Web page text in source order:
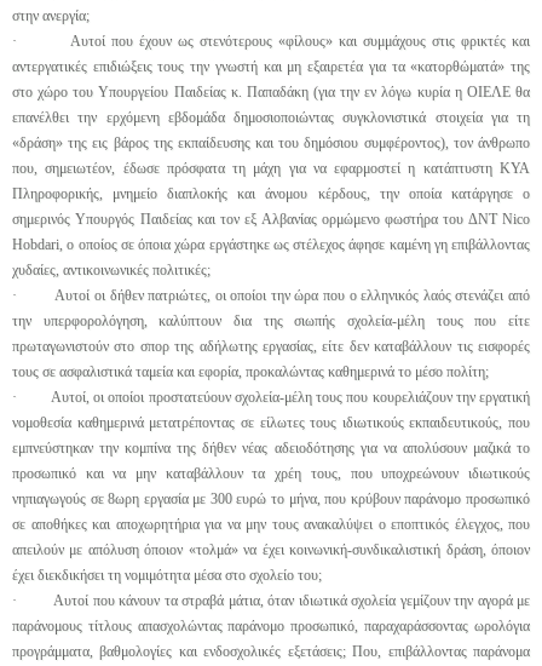
στην ανεργία;
· Αυτοί που έχουν ως στενότερους «φίλους» και συμμάχους στις φρικτές και
αντεργατικές επιδιώξεις τους την γνωστή και μη εξαιρετέα για τα «κατορθώματά» της
στο χώρο του Υπουργείου Παιδείας κ. Παπαδάκη (για την εν λόγω κυρία η ΟΙΕΛΕ θα
επανέλθει την ερχόμενη εβδομάδα δημοσιοποιώντας συγκλονιστικά στοιχεία για τη
«δράση» της εις βάρος της εκπαίδευσης και του δημόσιου συμφέροντος), τον άνθρωπο
που, σημειωτέον, έδωσε πρόσφατα τη μάχη για να εφαρμοστεί η κατάπτυστη ΚΥΑ
Πληροφορικής, μνημείο διαπλοκής και άνομου κέρδους, την οποία κατάργησε ο
σημερινός Υπουργός Παιδείας και τον εξ Αλβανίας ορμώμενο φωστήρα του ΔΝΤ Nico
Hobdari, ο οποίος σε όποια χώρα εργάστηκε ως στέλεχος άφησε καμένη γη επιβάλλοντας
χυδαίες, αντικοινωνικές πολιτικές;
· Αυτοί οι δήθεν πατριώτες, οι οποίοι την ώρα που ο ελληνικός λαός στενάζει από
την υπερφορολόγηση, καλύπτουν δια της σιωπής σχολεία-μέλη τους που είτε
πρωταγωνιστούν στο σπορ της αδήλωτης εργασίας, είτε δεν καταβάλλουν τις εισφορές
τους σε ασφαλιστικά ταμεία και εφορία, προκαλώντας καθημερινά το μέσο πολίτη;
· Αυτοί, οι οποίοι προστατεύουν σχολεία-μέλη τους που κουρελιάζουν την εργατική
νομοθεσία καθημερινά μετατρέποντας σε είλωτες τους ιδιωτικούς εκπαιδευτικούς, που
εμπνεύστηκαν την κομπίνα της δήθεν νέας αδειοδότησης για να απολύσουν μαζικά το
προσωπικό και να μην καταβάλλουν τα χρέη τους, που υποχρεώνουν ιδιωτικούς
νηπιαγωγούς σε 8ωρη εργασία με 300 ευρώ το μήνα, που κρύβουν παράνομο προσωπικό
σε αποθήκες και αποχωρητήρια για να μην τους ανακαλύψει ο εποπτικός έλεγχος, που
απειλούν με απόλυση όποιον «τολμά» να έχει κοινωνική-συνδικαλιστική δράση, όποιον
έχει διεκδικήσει τη νομιμότητα μέσα στο σχολείο του;
· Αυτοί που κάνουν τα στραβά μάτια, όταν ιδιωτικά σχολεία γεμίζουν την αγορά με
παράνομους τίτλους απασχολώντας παράνομο προσωπικό, παραχαράσσοντας ωρολόγια
προγράμματα, βαθμολογίες και ενδοσχολικές εξετάσεις; Που, επιβάλλοντας παράνομα